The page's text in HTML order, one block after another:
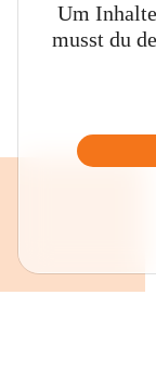
Um
musst du